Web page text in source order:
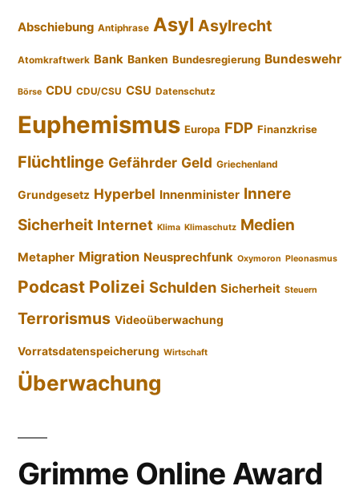
Abschiebung Antiphrase Asyl Asylrecht
Atomkraftwerk Bank Banken Bundesregierung Bundeswehr
Börse CDU CDU/CSU CSU Datenschutz
Euphemismus Europa FDP Finanzkrise
Flüchtlinge Gefährder Geld Griechenland
Grundgesetz Hyperbel Innenminister Innere
Sicherheit Internet Klima Klimaschutz Medien
Metapher Migration Neusprechfunk Oxymoron Pleonasmus
Podcast Polizei Schulden Sicherheit Steuern
Terrorismus Videoüberwachung
Vorratsdatenspeicherung Wirtschaft
Überwachung
Grimme Online Award